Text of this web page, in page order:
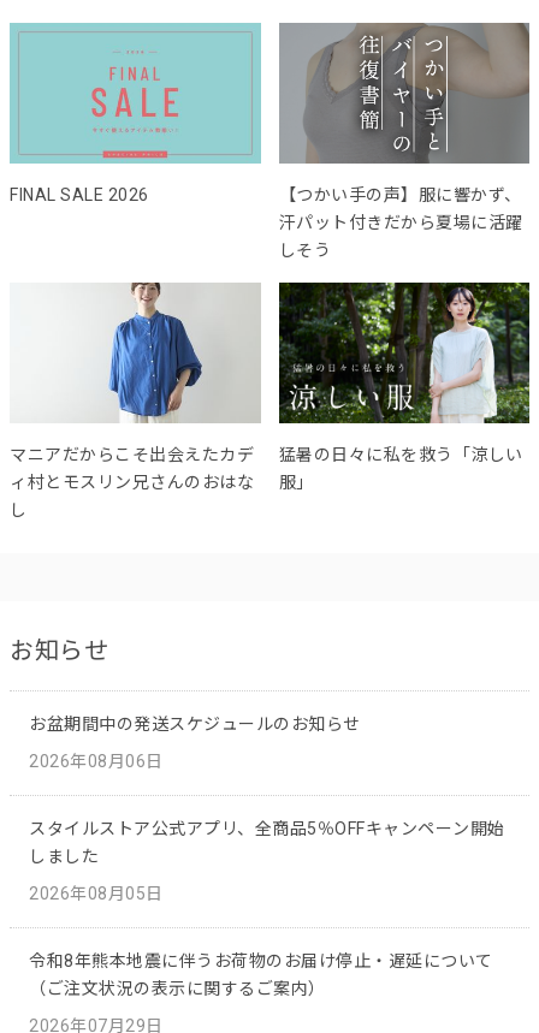
FINAL SALE 2026
【つかい手の声】服に響かず、
汗パット付きだから夏場に活躍
しそう
マニアだからこそ出会えたカデ
ィ村とモスリン兄さんのおはな
し
猛暑の日々に私を救う「涼しい
服」
お知らせ
お盆期間中の発送スケジュールのお知らせ
2026年08月06日
スタイルストア公式アプリ、全商品5％OFFキャンペーン開始
しました
2026年08月05日
令和8年熊本地震に伴うお荷物のお届け停止・遅延について
（ご注文状況の表示に関するご案内）
2026年07月29日